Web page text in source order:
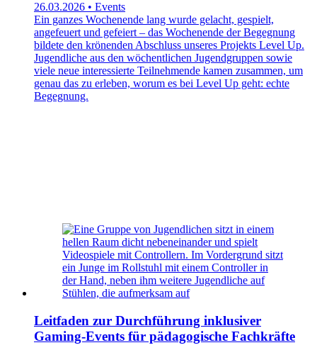
26.03.2026 • Events
Ein ganzes Wochenende lang wurde gelacht, gespielt,
angefeuert und gefeiert – das Wochenende der Begegnung
bildete den krönenden Abschluss unseres Projekts Level Up.
Jugendliche aus den wöchentlichen Jugendgruppen sowie
viele neue interessierte Teilnehmende kamen zusammen, um
genau das zu erleben, worum es bei Level Up geht: echte
Begegnung.
Leitfaden zur Durchführung inklusiver
Gaming-Events für pädagogische Fachkräfte